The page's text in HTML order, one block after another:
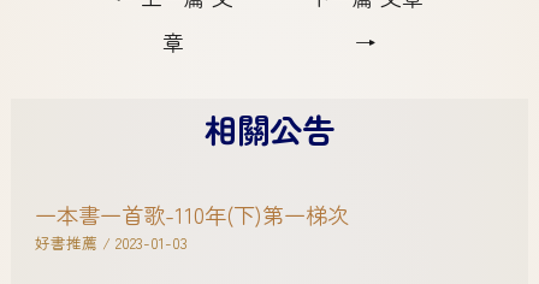
章
→
相關公告
一本書一首歌-110年(下)第一梯次
好書推薦 / 2023-01-03